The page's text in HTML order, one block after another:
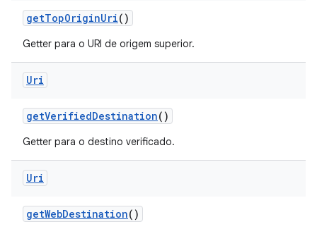
getTopOriginUri()
Getter para o URI de origem superior.
Uri
getVerifiedDestination()
Getter para o destino verificado.
Uri
getWebDestination()